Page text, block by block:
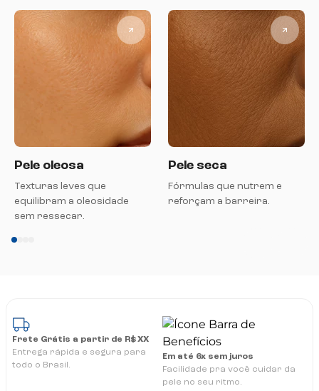
Pele oleosa
Texturas leves que
equilibram a oleosidade
sem ressecar.
Pele seca
Fórmulas que nutrem e
reforçam a barreira.
Frete Grátis a partir de R$ XX
Entrega rápida e segura para
todo o Brasil.
Em até 6x sem juros
Facilidade pra você cuidar da
pele no seu ritmo.